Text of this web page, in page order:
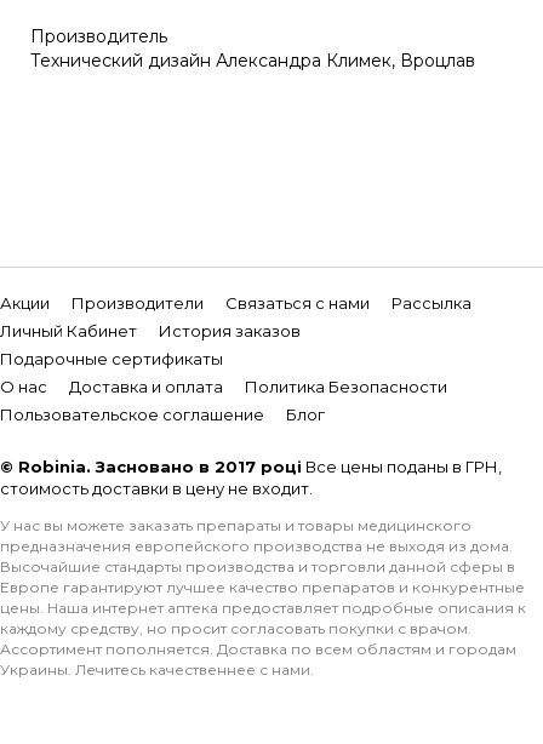
Производитель
Технический дизайн Александра Климек, Вроцлав
Акции Производители Связаться с нами
Рассылка
Личный Кабинет
История заказов
Подарочные сертификаты
О нас
Доставка и оплата
Политика Безопасности
Пользовательское соглашение
Блог
© Robinia. Засновано в 2017 році Все цены поданы в ГРН,
стоимость доставки в цену не входит.
У нас вы можете заказать препараты и товары медицинского
предназначения европейского производства не выходя из дома.
Высочайшие стандарты производства и торговли данной сферы в
Европе гарантируют лучшее качество препаратов и конкурентные
цены. Наша интернет аптека предоставляет подробные описания к
каждому средству, но просит согласовать покупки с врачом.
Ассортимент пополняется. Доставка по всем областям и городам
Украины. Лечитесь качественнее с нами.